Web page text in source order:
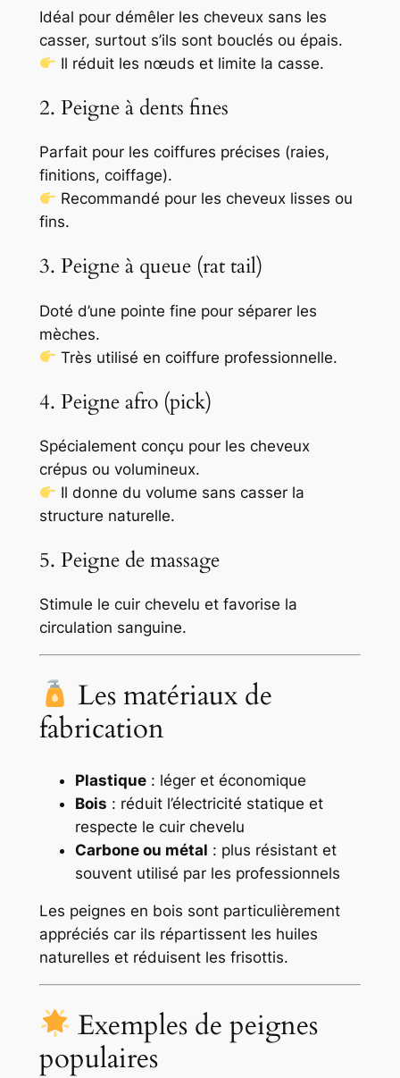
Idéal pour démêler les cheveux sans les
casser, surtout s’ils sont bouclés ou épais.
Il réduit les nœuds et limite la casse.
2. Peigne à dents fines
Parfait pour les coiffures précises (raies,
finitions, coiffage).
Recommandé pour les cheveux lisses ou
fins.
3. Peigne à queue (rat tail)
Doté d’une pointe fine pour séparer les
mèches.
Très utilisé en coiffure professionnelle.
4. Peigne afro (pick)
Spécialement conçu pour les cheveux
crépus ou volumineux.
Il donne du volume sans casser la
structure naturelle.
5. Peigne de massage
Stimule le cuir chevelu et favorise la
circulation sanguine.
Les matériaux de
fabrication
Plastique: léger et économique
Bois : réduit l’électricité statique et
respecte le cuir chevelu
Carbone ou métal : plus résistant et
souvent utilisé par les professionnels
Les peignes en bois sont particulièrement
appréciés car ils répartissent les huiles
naturelles et réduisent les frisottis.
Exemples de peignes
populaires